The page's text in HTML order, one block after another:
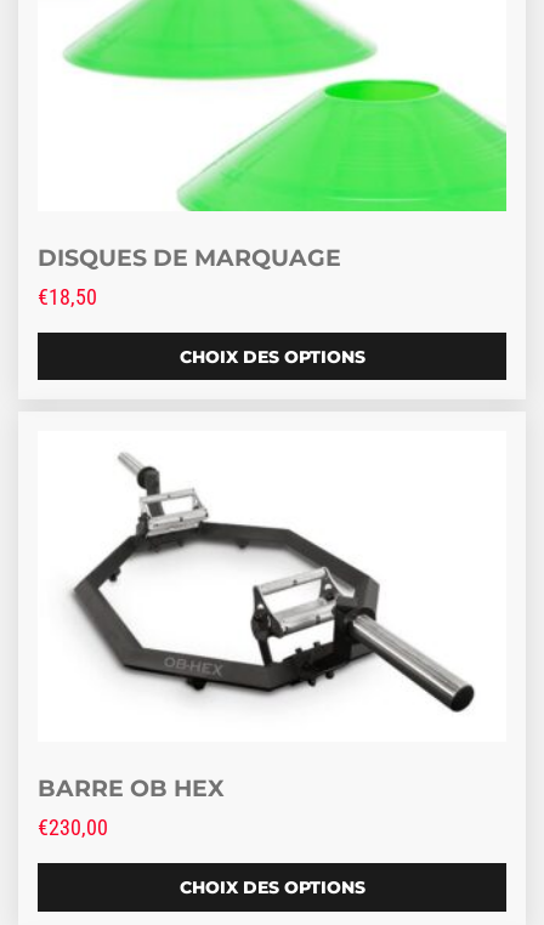
DISQUES DE MARQUAGE
€18,50
CHOIX DES OPTIONS
BARRE OB HEX
€230,00
CHOIX DES OPTIONS
Ce produit a plusieurs variations. Les options